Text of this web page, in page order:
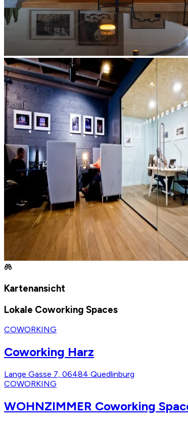
Kartenansicht
Lokale Coworking Spaces
COWORKING
Coworking Harz
Lange Gasse 7, 06484 Quedlinburg
COWORKING
WOHNZIMMER Coworking